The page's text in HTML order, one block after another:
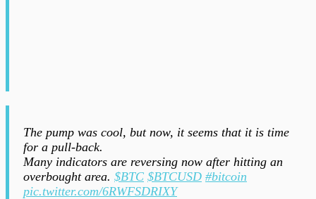
The pump was cool, but now, it seems that it is time
for a pull-back.
Many indicators are reversing now after hitting an
overbought area. $BTC $BTCUSD #bitcoin
pic.twitter.com/6RWFSDRIXY